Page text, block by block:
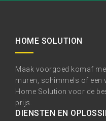
HOME SOLUTION
Maak voorgoed komaf
muren, schimmels of een
Home Solution voor de
prijs.
DIENSTEN EN